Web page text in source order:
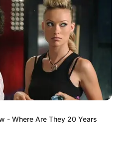
- Where Are They 20 Years